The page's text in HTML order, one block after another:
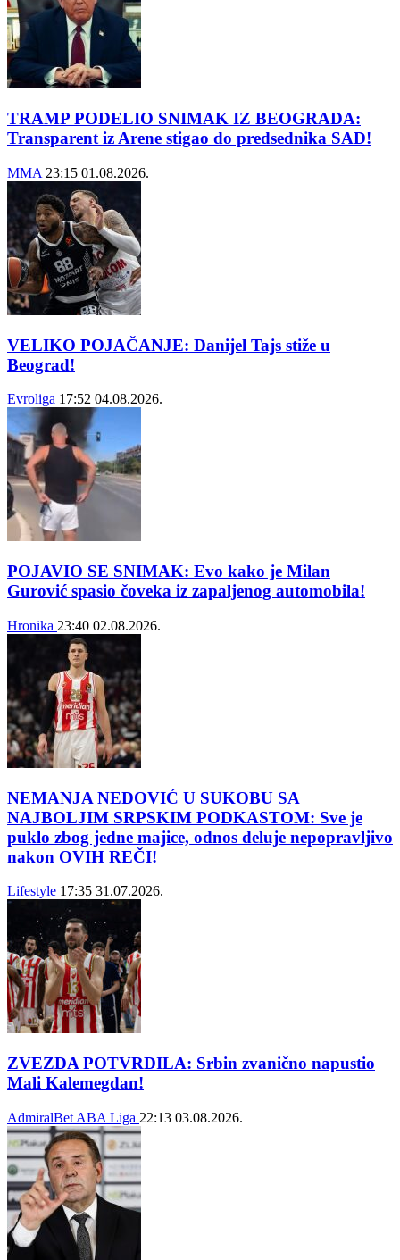
TRAMP PODELIO SNIMAK IZ BEOGRADA:
Transparent iz Arene stigao do predsednika SAD!
MMA 23:15 01.08.2026.
VELIKO POJAČANJE: Danijel Tajs stiže u
Beograd!
Evroliga 17:52 04.08.2026.
POJAVIO SE SNIMAK: Evo kako je Milan
Gurović spasio čoveka iz zapaljenog automobila!
Hronika 23:40 02.08.2026.
NEMANJA NEDOVIĆ U SUKOBU SA
NAJBOLJIM SRPSKIM PODKASTOM: Sve je
puklo zbog jedne majice, odnos deluje nepopravljivo
nakon OVIH REČI!
Lifestyle 17:35 31.07.2026.
ZVEZDA POTVRDILA: Srbin zvanično napustio
Mali Kalemegdan!
AdmiralBet ABA Liga 22:13 03.08.2026.